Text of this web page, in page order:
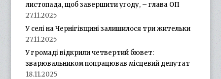
листопада, щоб завершити угоду, – глава ОП
27.11.2025
У селі на Чернігівщині залишилося три жительки
27.11.2025
У громаді відкрили четвертий бювет:
зварювальником попрацював місцевий депутат
18.11.2025